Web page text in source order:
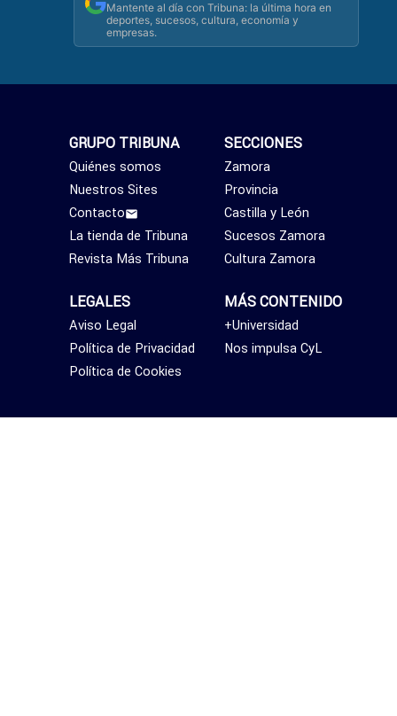
Mantente al día con Tribuna: la última hora en
deportes, sucesos, cultura, economía y
empresas.
SECCIONES
Zamora
Provincia
Castilla y León
Sucesos Zamora
Cultura Zamora
MÁS CONTENIDO
+Universidad
Nos impulsa CyL
GRUPO TRIBUNA
Quiénes somos
Nuestros Sites
Contacto
La tienda de Tribuna
Revista Más Tribuna
LEGALES
Aviso Legal
Política de Privacidad
Política de Cookies